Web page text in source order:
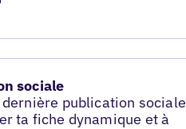
sociale
publication sociale
ta fiche dynamique et à